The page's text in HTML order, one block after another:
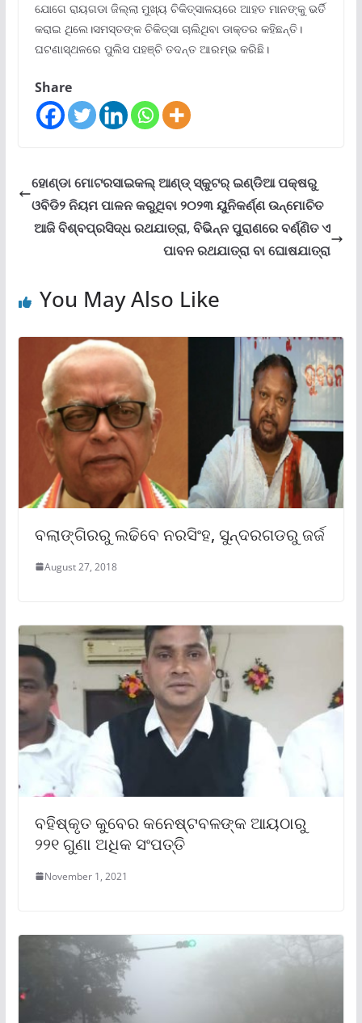
ଯୋଗେ ରାୟଗଡା ଜିଲ୍ଲା ମୁଖ୍ୟ ଚିକିତ୍ସାଳୟରେ ଆହତ ମାନଙ୍କୁ ଭର୍ତି
କରାଇ ଥିଲେ।ସମସ୍ତଙ୍କ ଚିକିତ୍ସା ଚାଲିଥିବା ଡାକ୍ତର କହିଛନ୍ତି।
ଘଟଣାସ୍ଥଳରେ ପୁଲିସ ପହଞ୍ଚି ତଦନ୍ତ ଆରମ୍ଭ କରିଛି।
Share
ହୋଣ୍ଡା ମୋଟରସାଇକଲ୍ ଆଣ୍ଡ୍ ସ୍କୁଟର୍ ଇଣ୍ଡିଆ ପକ୍ଷରୁ
ଓବିଡି୨ ନିୟମ ପାଳନ କରୁଥିବା ୨୦୨୩ ୟୁନିକର୍ଣ୍ଣ ଉନ୍ମୋଚିତ
ଆଜି ବିଶ୍ବପ୍ରସିଦ୍ଧ ରଥଯାତ୍ରା, ବିଭିନ୍ନ ପୁରାଣରେ ବର୍ଣ୍ଣିତ ଏ
ପାବନ ରଥଯାତ୍ରା ବା ଘୋଷଯାତ୍ରା
You May Also Like
ବଲାଙ୍ଗିରରୁ ଲଢିବେ ନରସିଂହ, ସୁନ୍ଦରଗଡରୁ ଜର୍ଜ
August 27, 2018
ବହିଷ୍କୃତ କୁବେର କନେଷ୍ଟବଳଙ୍କ ଆୟଠାରୁ
୨୨୧ ଗୁଣା ଅଧିକ ସଂପତ୍ତି
November 1, 2021